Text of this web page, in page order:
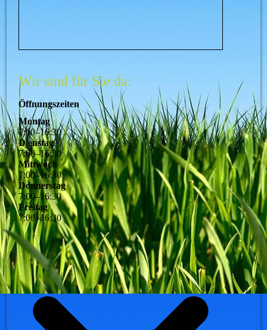
Wir sind für Sie da:
Öffnungszeiten
Montag
7:00–16:30
Dienstag
7:00–16:30
Mittwoch
7:00–16:30
Donnerstag
7:00–16:30
Freitag
7:00–16:30